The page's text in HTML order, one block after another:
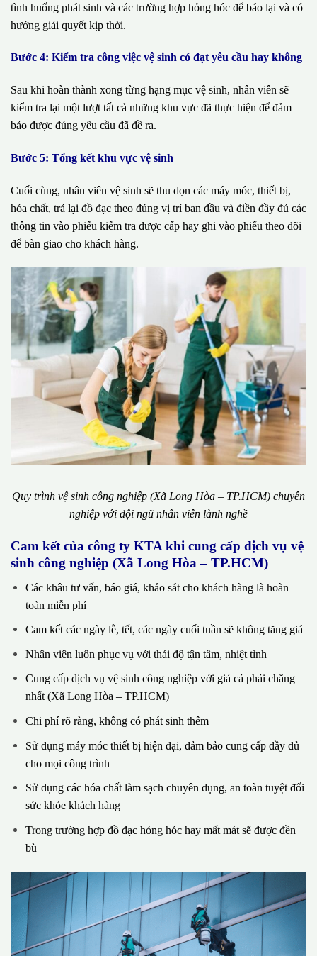
tình huống phát sinh và các trường hợp hỏng hóc để báo lại và có
hướng giải quyết kịp thời.
Bước 4: Kiểm tra công việc vệ sinh có đạt yêu cầu hay không
Sau khi hoàn thành xong từng hạng mục vệ sinh, nhân viên sẽ
kiểm tra lại một lượt tất cả những khu vực đã thực hiện để đảm
bảo được đúng yêu cầu đã đề ra.
Bước 5: Tổng kết khu vực vệ sinh
Cuối cùng, nhân viên vệ sinh sẽ thu dọn các máy móc, thiết bị,
hóa chất, trả lại đồ đạc theo đúng vị trí ban đầu và điền đầy đủ các
thông tin vào phiếu kiểm tra được cấp hay ghi vào phiếu theo dõi
để bàn giao cho khách hàng.
Quy trình vệ sinh công nghiệp (Xã Long Hòa – TP.HCM) chuyên
nghiệp với đội ngũ nhân viên lành nghề
Cam kết của công ty KTA khi cung cấp dịch vụ vệ
sinh công nghiệp (Xã Long Hòa – TP.HCM)
Các khâu tư vấn, báo giá, khảo sát cho khách hàng là hoàn
toàn miễn phí
Cam kết các ngày lễ, tết, các ngày cuối tuần sẽ không tăng giá
Nhân viên luôn phục vụ với thái độ tận tâm, nhiệt tình
Cung cấp dịch vụ vệ sinh công nghiệp với giả cả phải chăng
nhất (Xã Long Hòa – TP.HCM)
Chi phí rõ ràng, không có phát sinh thêm
Sử dụng máy móc thiết bị hiện đại, đảm bảo cung cấp đầy đủ
cho mọi công trình
Sử dụng các hóa chất làm sạch chuyên dụng, an toàn tuyệt đối
sức khỏe khách hàng
Trong trường hợp đồ đạc hỏng hóc hay mất mát sẽ được đền
bù